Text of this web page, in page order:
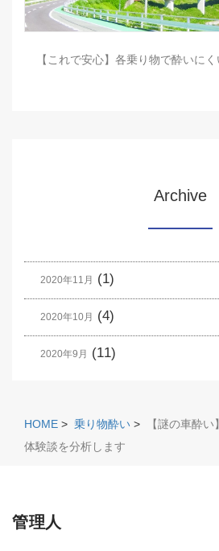
【これで安心】各乗り物で酔いに
Archive
2020年11月 (1)
2020年10月 (4)
2020年9月 (11)
HOME > 乗り物酔い >
【謎の車酔
体験談を分析します
管理人